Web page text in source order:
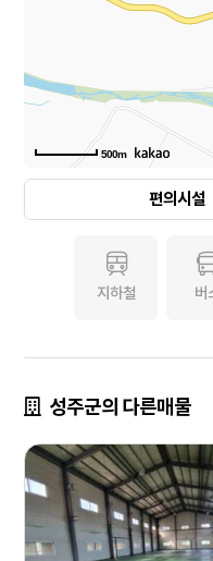
500m
편의시설
지하철 버
성주군의 다른매물